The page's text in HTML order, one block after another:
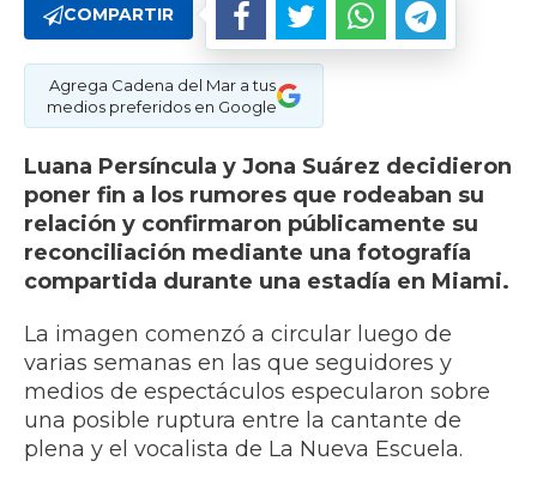
COMPARTIR
Agrega Cadena del Mar a tus
medios preferidos en Google
Luana Persíncula y Jona Suárez decidieron
poner fin a los rumores que rodeaban su
relación y confirmaron públicamente su
reconciliación mediante una fotografía
compartida durante una estadía en Miami.
La imagen comenzó a circular luego de
varias semanas en las que seguidores y
medios de espectáculos especularon sobre
una posible ruptura entre la cantante de
plena y el vocalista de La Nueva Escuela.